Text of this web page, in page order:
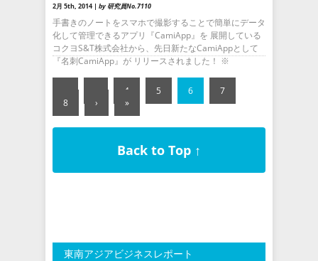
2月 5th, 2014 | by 研究員No.7110
手書きのノートをスマホで撮影することで簡単にデータ
化して管理できるアプリ『CamiApp』を 展開している
コクヨS&T株式会社から、先日新たなCamiAppとして
『名刺CamiApp』が リリースされました！ ※
4 5 6
7
8
› »
Back to Top ↑
東南アジアビジネスレポート